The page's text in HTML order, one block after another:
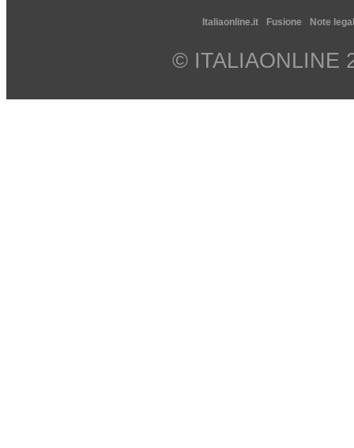
Italiaonline.it Fusione Note
© ITALIAONLINE